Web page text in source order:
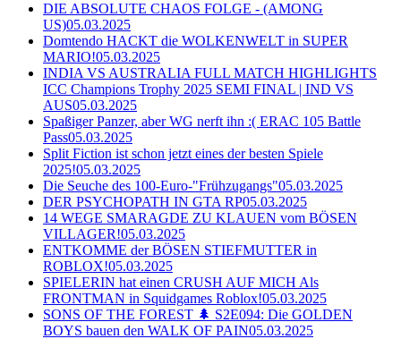
DIE ABSOLUTE CHAOS FOLGE - (AMONG
US)05.03.2025
Domtendo HACKT die WOLKENWELT in SUPER
MARIO!05.03.2025
INDIA VS AUSTRALIA FULL MATCH HIGHLIGHTS
ICC Champions Trophy 2025 SEMI FINAL | IND VS
AUS05.03.2025
Spaßiger Panzer, aber WG nerft ihn :( ERAC 105 Battle
Pass05.03.2025
Split Fiction ist schon jetzt eines der besten Spiele
2025!05.03.2025
Die Seuche des 100-Euro-"Frühzugangs"05.03.2025
DER PSYCHOPATH IN GTA RP05.03.2025
14 WEGE SMARAGDE ZU KLAUEN vom BÖSEN
VILLAGER!05.03.2025
ENTKOMME der BÖSEN STIEFMUTTER in
ROBLOX!05.03.2025
SPIELERIN hat einen CRUSH AUF MICH Als
FRONTMAN in Squidgames Roblox!05.03.2025
SONS OF THE FOREST 🌲 S2E094: Die GOLDEN
BOYS bauen den WALK OF PAIN05.03.2025